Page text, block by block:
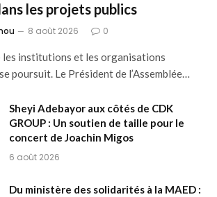
les projets publics
8 août 2026 0
les institutions et les organisations
poursuit. Le Président de l’Assemblée…
Sheyi Adebayor aux côtés de CDK
GROUP : Un soutien de taille pour le
concert de Joachin Migos
6 août 2026
Du ministère des solidarités à la MAED :